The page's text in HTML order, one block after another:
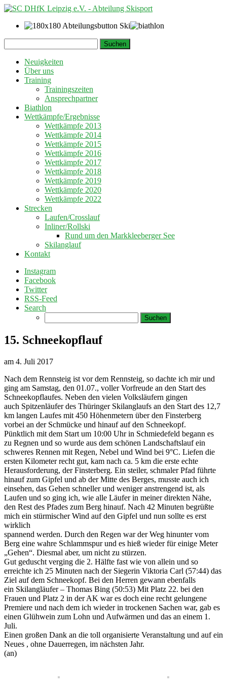
zum
Inhalt
nach:
Neuigkeiten
Über uns
Training
Trainingszeiten
Ansprechpartner
Biathlon
Wettkämpfe/Ergebnisse
Wettkämpfe 2013
Wettkämpfe 2014
Wettkämpfe 2015
Wettkämpfe 2016
Wettkämpfe 2017
Wettkämpfe 2018
Wettkämpfe 2019
Wettkämpfe 2020
Wettkämpfe 2022
Strecken
Laufen/Crosslauf
Inliner/Rollski
Rund um den Markkleeberger See
Skilanglauf
Kontakt
Instagram
Facebook
Twitter
RSS-Feed
Search
nach:
15. Schneekopflauf
am 4. Juli 2017
Nach dem Rennsteig ist vor dem Rennsteig, so dachte ich mir und
ging am Samstag, den 01.07., voller Vorfreude an den Start des
Schneekopflaufes. Neben den vielen Volksläufern gingen
auch Spitzenläufer des Thüringer Skilanglaufs an den Start des 12,7
km langen Laufes mit 450 Höhenmetern über den Finsterberg
vorbei an der Schmücke und hinauf auf den Schneekopf.
Pünktlich mit dem Start um 10:00 Uhr in Schmiedefeld begann es
zu Regnen und so wurde aus dem schönen Landschaftslauf ein
schweres Rennen mit Regen, Nebel und Wind bei 9°C. Liefen die
ersten Kilometer recht gut, kam nach ca. 5 km die erste echte
Herausforderung, der Finsterberg. Ein steiler, schmaler Pfad führte
hinauf zum Gipfel und ab der Mitte des Berges, musste auch ich
einsehen, das Gehen schneller und weniger anstrengend ist, als
Laufen und so ging ich, wie alle Läufer in meiner direkten Nähe,
den Rest des Pfades zum Berg hinauf. Nach 42 Minuten begrüßte
mich ein stürmischer Wind auf den Gipfel und nun sollte es erst
wirklich
spannend werden. Durch den Regen war der Weg hinunter vom
Berg eine wahre Schlammspur und es hieß wieder für einige Meter
„Gehen“. Diesmal aber, um nicht zu stürzen.
Gut geduscht verging die 2. Hälfte fast wie von allein und so
erreichte ich 25 Minuten nach der Siegerin Viktoria Carl (57:44) das
Ziel auf dem Schneekopf. Bei den Herren gewann ebenfalls
ein Skilangläufer – Thomas Bing (50:53) Mit Platz 22. bei den
Frauen und Platz 2 in der AK war es doch eine recht gelungene
Premiere und nach dem ich wieder in trockenen Sachen war, gab es
einen Glühwein zum Lohn und Aufwärmen und das an einem 1.
Juli.
Einen großen Dank an die toll organisierte Veranstaltung und auf ein
Neues , ohne Dauerregen, im nächsten Jahr.
(an)